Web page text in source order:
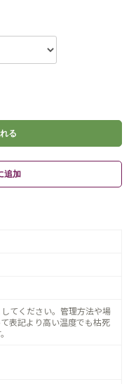
る
追加
てください。管理方法や場
表記より高い温度でも枯死